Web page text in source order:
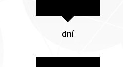
dní